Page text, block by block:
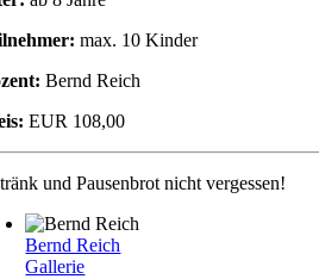
max. 10 Kinder
Bernd Reich
EUR 108,00
und Pausenbrot nicht vergessen!
Bernd Reich
Gallerie